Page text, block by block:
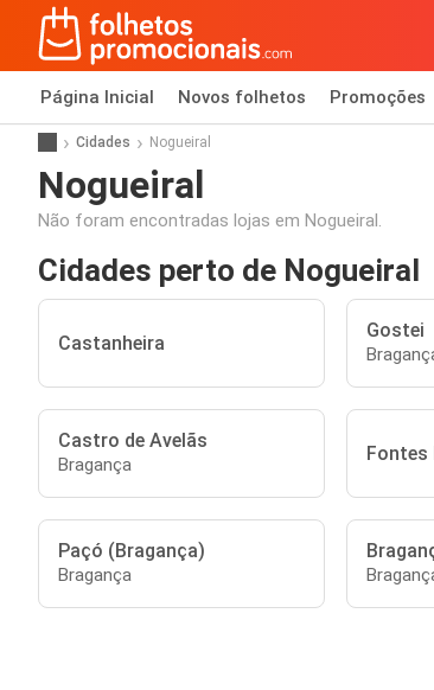
Página Inicial Novos folhetos Promoções
Cidades Nogueiral
Nogueiral
Não foram encontradas lojas em Nogueiral.
Cidades perto de Nogueiral
Castanheira
Gostei
Castro de Avelãs
Bragança Fontes
Paçó (Bragança)
Bragança